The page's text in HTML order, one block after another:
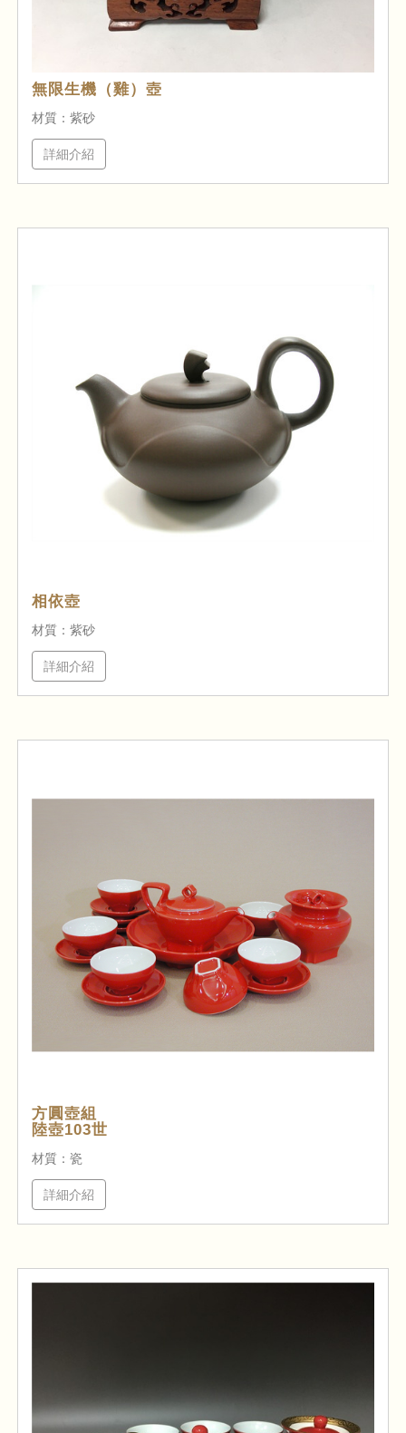
無限生機（雞）壺
材質：紫砂
詳細介紹
相依壺
材質：紫砂
詳細介紹
方圓壺組
陸壺103世
材質：瓷
詳細介紹